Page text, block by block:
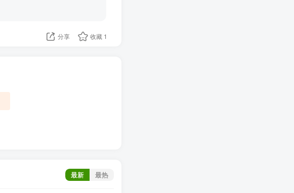
分享 收藏 1
最新 最热